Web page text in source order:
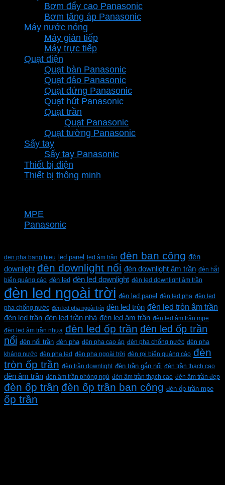
Bơm đẩy cao Panasonic
Bơm tăng áp Panasonic
Máy nước nóng
Máy gián tiếp
Máy trực tiếp
Quạt điện
Quạt bàn Panasonic
Quạt đảo Panasonic
Quạt đứng Panasonic
Quạt hút Panasonic
Quạt trần
Quạt Panasonic
Quạt tường Panasonic
Sấy tay
Sấy tay Panasonic
Thiết bị điện
Thiết bị thông minh
MPE
Panasonic
den pha bang hieu led panel led âm trần đèn ban công đèn
downlight đèn downlight nổi đèn downlight âm trần đèn hắt
biển quảng cáo đèn led đèn led downlight đèn led downlight âm trần
đèn led ngoài trời đèn led panel đèn led pha đèn led
pha chống nước đèn led pha ngoài trời đèn led tròn đèn led tròn âm trần
đèn led trần đèn led trần nhà đèn led âm trần đèn led âm trần mpe
đèn led âm trần nhựa đèn led ốp trần đèn led ốp trần
nổi đèn nổi trần đèn pha đèn pha cao áp đèn pha chống nước đèn pha
kháng nước đèn pha led đèn pha ngoài trời đèn rọi biển quảng cáo đèn
tròn ốp trần đèn trần downlight đèn trần gắn nổi đèn trần thạch cao
đèn âm trần đèn âm trần phòng ngủ đèn âm trần thạch cao đèn âm trần đẹp
đèn ốp trần đèn ốp trần ban công đèn ốp trần mpe
ốp trần